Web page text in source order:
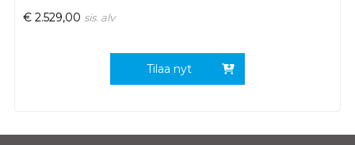
€ 2.529,00 sis. alv
Tilaa nyt